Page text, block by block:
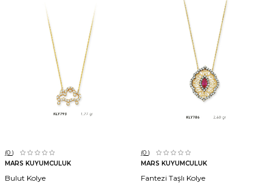
(0 )
MARS KUYUMCULUK
Bulut Kolye
(0 )
MARS KUYUMCULUK
Fantezi Taşlı Kolye